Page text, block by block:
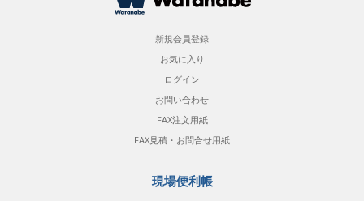
新規会員登録
お気に入り
ログイン
お問い合わせ
FAX注文用紙
FAX見積・お問合せ用紙
現場便利帳